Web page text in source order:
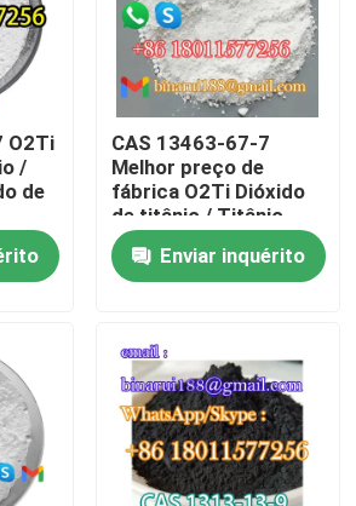
químicas diárias
dos produtos químicos
finos
O2Ti
/
de
CAS 13463-67-7
Melhor preço de
fábrica O2Ti Dióxido
de titânio / Titânio
((IV) Óxido Pigmentos
inorgânicosEnviar inquérito